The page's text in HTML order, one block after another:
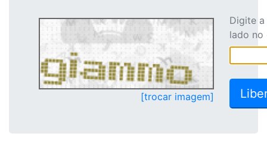
[trocar imagem]
Digite
lado no